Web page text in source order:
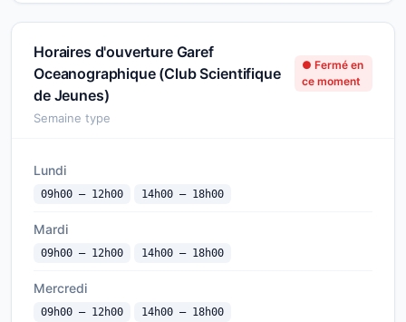
Horaires d'ouverture Garef
Oceanographique (Club Scientifique
de Jeunes)
● Fermé en
ce moment
Semaine type
Lundi
09h00 — 12h00 14h00 — 18h00
Mardi
09h00 — 12h00 14h00 — 18h00
Mercredi
09h00 — 12h00 14h00 — 18h00